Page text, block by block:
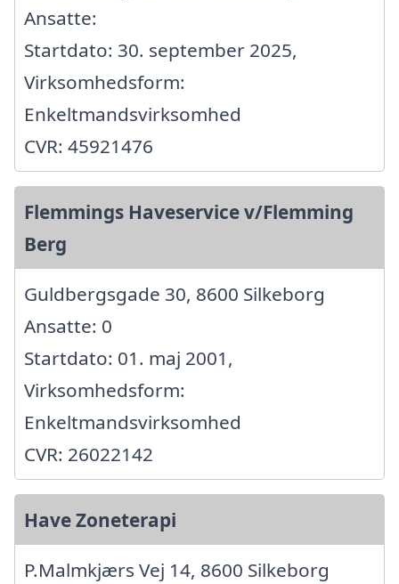
Ansatte:
Startdato: 30. september 2025,
Virksomhedsform:
Enkeltmandsvirksomhed
CVR: 45921476
Flemmings Haveservice v/Flemming
Berg
Guldbergsgade 30, 8600 Silkeborg
Ansatte: 0
Startdato: 01. maj 2001,
Virksomhedsform:
Enkeltmandsvirksomhed
CVR: 26022142
Have Zoneterapi
P.Malmkjærs Vej 14, 8600 Silkeborg